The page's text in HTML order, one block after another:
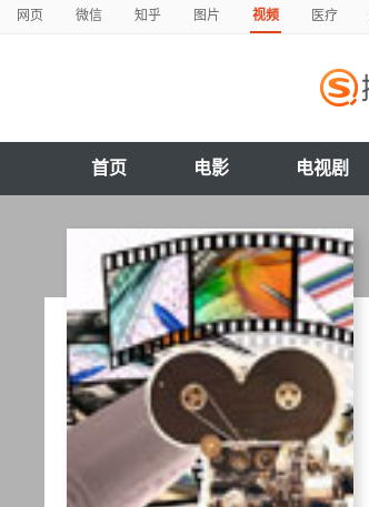
网页 微信 知乎 图片 视频 医疗
首页 电影 电视剧